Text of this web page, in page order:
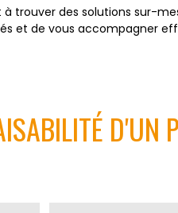
trouver des solutions sur-
et de vous accompagner
D'UN